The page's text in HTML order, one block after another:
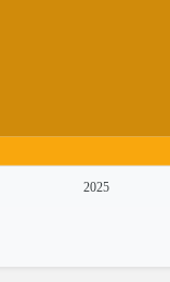
2025